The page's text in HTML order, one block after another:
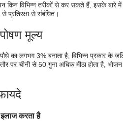
किन विभिन्न तरीकों से कर सकते हैं, इसके बारे
प्रतिरक्षा से संबंधित।
मूल्य
का लगभग 3% बनाता है, विभिन्न प्रकार के
पर चीनी से 50 गुना अधिक मीठा होता है,
इलाज करता है